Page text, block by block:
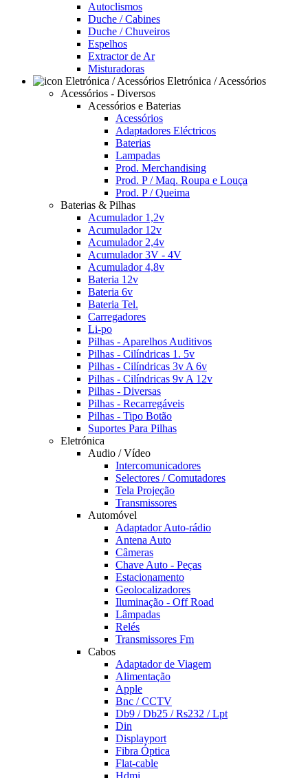
Autoclismos
Duche / Cabines
Duche / Chuveiros
Espelhos
Extractor de Ar
Misturadoras
Eletrónica / Acessórios
Acessórios - Diversos
Acessórios e Baterias
Acessórios
Adaptadores Eléctricos
Baterias
Lampadas
Prod. Merchandising
Prod. P / Maq. Roupa e Louça
Prod. P / Queima
Baterias & Pilhas
Acumulador 1,2v
Acumulador 12v
Acumulador 2,4v
Acumulador 3V - 4V
Acumulador 4,8v
Bateria 12v
Bateria 6v
Bateria Tel.
Carregadores
Li-po
Pilhas - Aparelhos Auditivos
Pilhas - Cilíndricas 1. 5v
Pilhas - Cilíndricas 3v A 6v
Pilhas - Cilíndricas 9v A 12v
Pilhas - Diversas
Pilhas - Recarregáveis
Pilhas - Tipo Botão
Suportes Para Pilhas
Eletrónica
Audio / Vídeo
Intercomunicadores
Selectores / Comutadores
Tela Projeção
Transmissores
Automóvel
Adaptador Auto-rádio
Antena Auto
Câmeras
Chave Auto - Peças
Estacionamento
Geolocalizadores
Iluminação - Off Road
Lâmpadas
Relés
Transmissores Fm
Cabos
Adaptador de Viagem
Alimentação
Apple
Bnc / CCTV
Db9 / Db25 / Rs232 / Lpt
Din
Displayport
Fibra Óptica
Flat-cable
Hdmi